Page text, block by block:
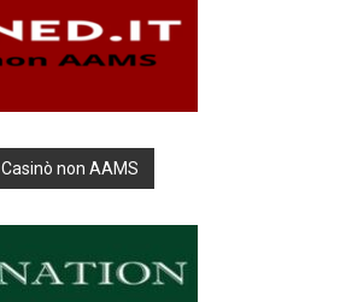
Casinò non AAMS